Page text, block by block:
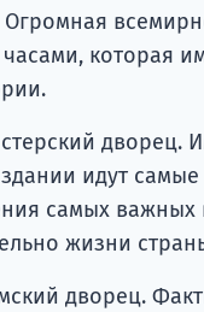
Огромная
которая
дворец.
идут самые
самых важных
жизни
дворец.